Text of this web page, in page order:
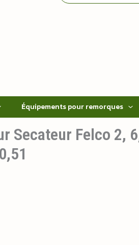
Équipements pour remorques
Secateur Felco 2,